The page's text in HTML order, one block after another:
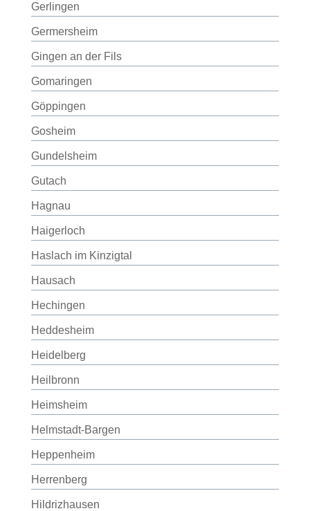
Gerlingen
Germersheim
Gingen an der Fils
Gomaringen
Göppingen
Gosheim
Gundelsheim
Gutach
Hagnau
Haigerloch
Haslach im Kinzigtal
Hausach
Hechingen
Heddesheim
Heidelberg
Heilbronn
Heimsheim
Helmstadt-Bargen
Heppenheim
Herrenberg
Hildrizhausen